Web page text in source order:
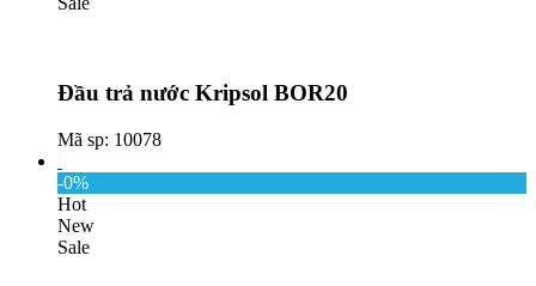
Đầu trả nước Kripsol BOR20
Mã sp: 10078
-0%
Hot
New
Sale